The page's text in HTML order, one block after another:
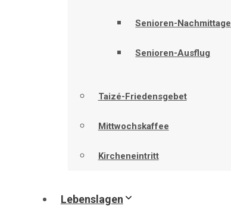
Senioren-Nachmittage
Senioren-Ausflug
Taizé-Friedensgebet
Mittwochskaffee
Kircheneintritt
Lebenslagen